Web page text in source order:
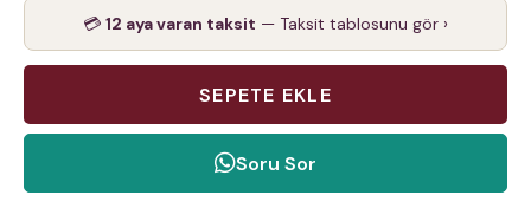
💳 12 aya varan taksit — Taksit tablosunu gör ›
Soru Sor